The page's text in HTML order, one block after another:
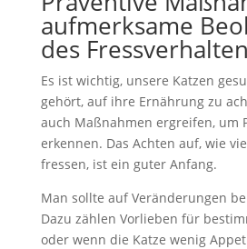
aufmerksame
des
Es ist wichtig, unsere Katzen
gehört, auf ihre Ernährung zu
auch Maßnahmen ergreifen, um
erkennen. Das Achten auf, wie
fressen, ist ein guter Anfang.
Man sollte auf Veränderungen
Dazu zählen Vorlieben für
oder wenn die Katze wenig